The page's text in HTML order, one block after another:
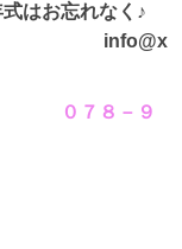
式はお忘れなく♪
す。
０７８－９